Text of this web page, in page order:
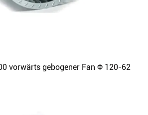
vorwärts gebogener Fan Φ 120-62